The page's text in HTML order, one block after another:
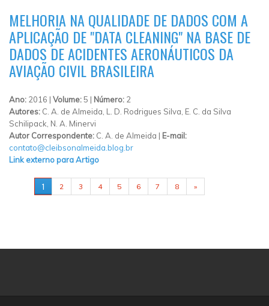
MELHORIA NA QUALIDADE DE DADOS COM A
APLICAÇÃO DE "DATA CLEANING" NA BASE DE
DADOS DE ACIDENTES AERONÁUTICOS DA
AVIAÇÃO CIVIL BRASILEIRA
Ano: 2016 | Volume:5 | Número: 2
Autores: C. A. de Almeida, L. D. Rodrigues Silva, E. C. da Silva
Schilipack, N. A. Minervi
Autor Correspondente: C. A. de Almeida | E-mail:
contato@cleibsonalmeida.blog.br
Link externo para Artigo
PÁGINAS
1 2 3 4 5 6 7 8 »